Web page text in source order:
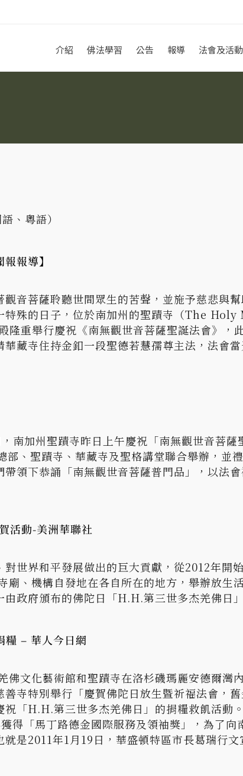
介紹 佛法學習 公告 報導 法會及活動
、粵語）
報導】
音菩薩聆聽世間眾生的苦聲，並施予慈悲與
特殊的日子，位於南加州的聖蹟寺（The
重舉行慶祝《南無觀世音菩薩聖誕法會》，
藏寺住持金釦一段聖德若慧孺尊主法，法會
南加州聖蹟寺昨日上午慶祝「南無觀世音菩薩
、聖蹟寺、華藏寺及聖格講堂聯合舉辦，並
領下恭誦「南無觀世音菩薩普門品」，以法
活動-美洲華聯社
世界和平發展做出的巨大貢獻，從2012年開
、機構自發地在各自所在的地方，舉辦放生
政府頒布的佛陀日「H.H.第三世多杰羌佛日
糧 – 華人今日網
文化藝術館和聖蹟寺在洛杉磯瑪麗安德爾灣
寺特別舉行「慶賀佛陀日放生暨祈福法會，
「H.H.第三世多杰羌佛日」的捐糧救飢活動
得「馬丁路德金國際服務及領袖獎」，為了向
是2011年1月19日，華盛頓特區市長葛瑞行